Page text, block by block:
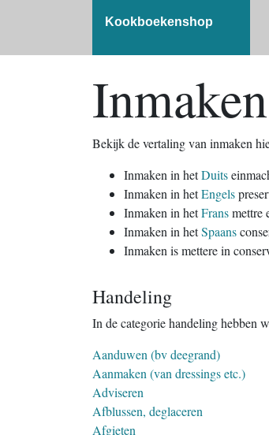
Kookboekenshop
Inmaken
Bekijk de vertaling van inmaken
Inmaken in hetDuits
Inmaken in hetEngels
Inmaken in hetFransmettre
Inmaken in hetSpaans
Inmaken is mettere in
Handeling
In de categorie handeling hebben
Aanduwen (bv deegrand)
Aanmaken (van dressings etc.)
Adviseren
Afblussen, deglaceren
Afgieten